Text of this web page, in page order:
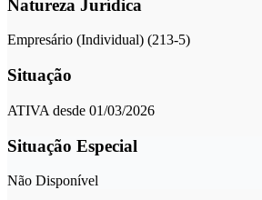
Natureza Jurídica
Empresário (Individual) (213-5)
Situação
ATIVA desde 01/03/2026
Situação Especial
Não Disponível